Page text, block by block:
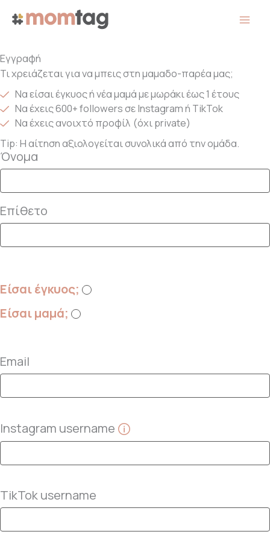
στο
Εγγραφή
Τι χρειάζεται για να μπεις στη μαμαδο-παρέα μας;
Να είσαι έγκυος ή νέα μαμά με μωράκι έως 1 έτους
Να έχεις 600+ followers σε Instagram ή TikTok
Να έχεις ανοιχτό προφίλ (όχι private)
Tip: Η αίτηση αξιολογείται συνολικά από την ομάδα.
Όνομα
Επίθετο
Είσαι έγκυος;
Είσαι μαμά;
Email
Instagram username
TikTok username